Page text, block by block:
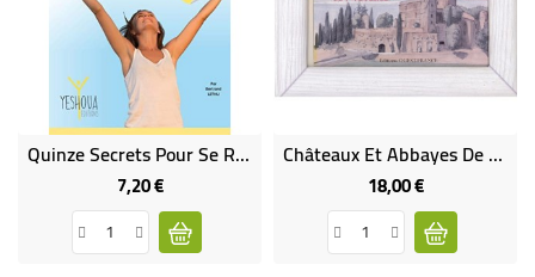
Quinze Secrets Pour Se Relier À Dieu (LIVRE)
7,20 €Prix
Châteaux Et Abbayes De Provence - Livre-Cadre (Occasion)
18,00 €Prix